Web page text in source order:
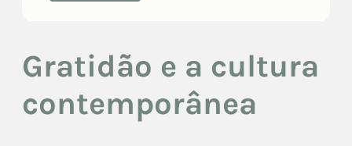
Gratidão e a cultura
contemporânea